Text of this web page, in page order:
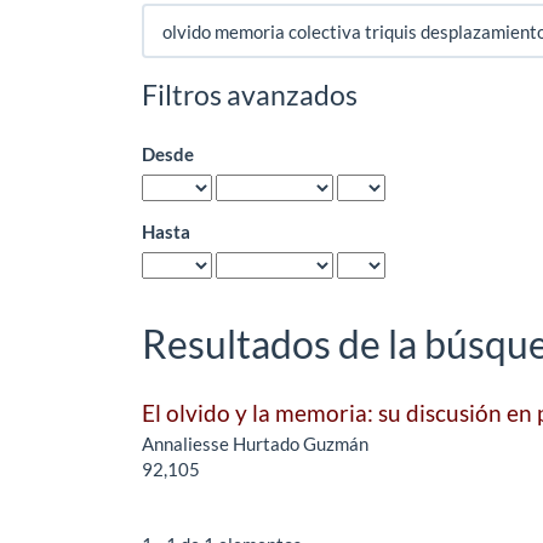
Buscar
artículos
por
Filtros avanzados
Desde
Hasta
Resultados de la
El olvido y la memoria: su discusión
Annaliesse Hurtado Guzmán
92,105